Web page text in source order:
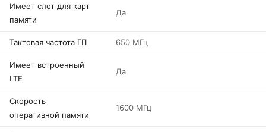
Имеет слот для карт
памяти
Да
Тактовая частота ГП 650 МГц
Имеет встроенный
LTE
Да
Скорость
оперативной памяти
1600 МГц